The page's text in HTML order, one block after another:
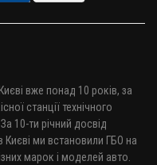
вже понад 10 років, за
станції технічного
10-ти річний досвід
ми встановили ГБО на
марок і моделей авто.